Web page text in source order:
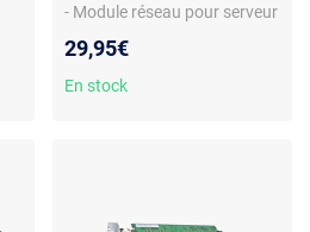
- Module réseau pour serveur
29,95€
En stock